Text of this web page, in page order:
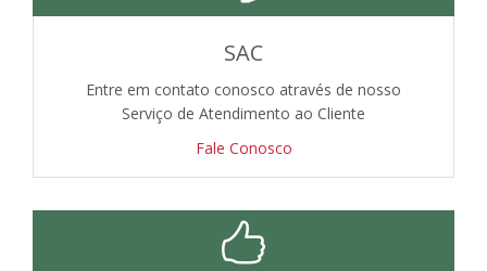
SAC
Entre em contato conosco através de nosso
Serviço de Atendimento ao Cliente
Fale Conosco